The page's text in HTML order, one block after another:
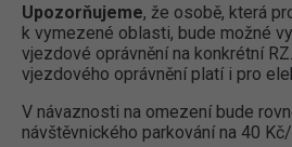
Upozorňujeme, že osobě, která
k vymezené oblasti, bude možné
vjezdové oprávnění na konkrétní
vjezdového oprávnění platí i pro
V návaznosti na omezení bude
návštěvnického parkování na 40